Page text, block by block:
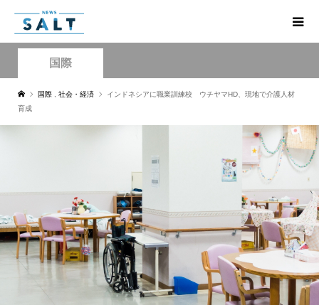
国際
国際 社会・経済
インドネシアに職業訓練校 ウチヤマHD、現地で介護人材
育成